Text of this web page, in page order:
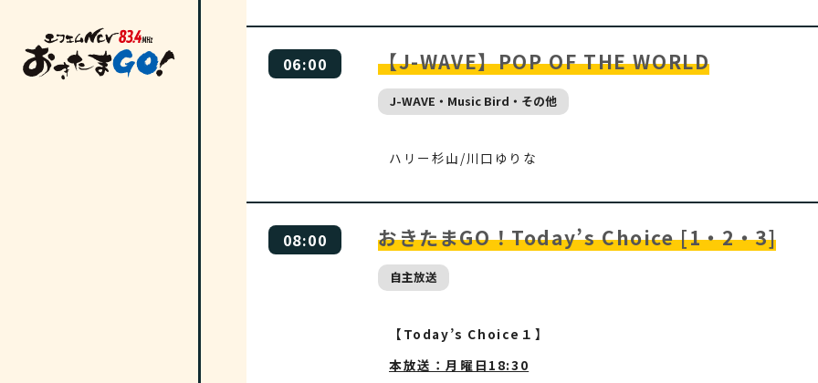
06:00 【J-WAVE】POP OF THE WORLD
J-WAVE・Music Bird・その他
ハリー杉山/川口ゆりな
08:00 おきたまGO！Today’s Choice [1・2・3]
自主放送
【Today’s Choice１】
本放送：月曜日18:30